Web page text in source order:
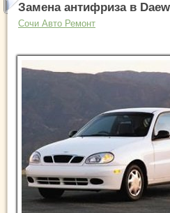
Замена антифриза в
Сочи Авто Ремонт